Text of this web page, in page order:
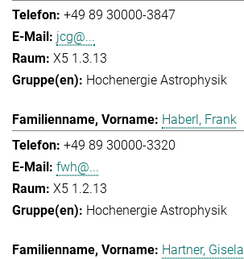
+49 89 30000-3847
jcg@...
X5 1.3.13
Hochenergie Astrophysik
Haberl, Frank
+49 89 30000-3320
fwh@...
X5 1.2.13
Hochenergie Astrophysik
Hartner, Gisela